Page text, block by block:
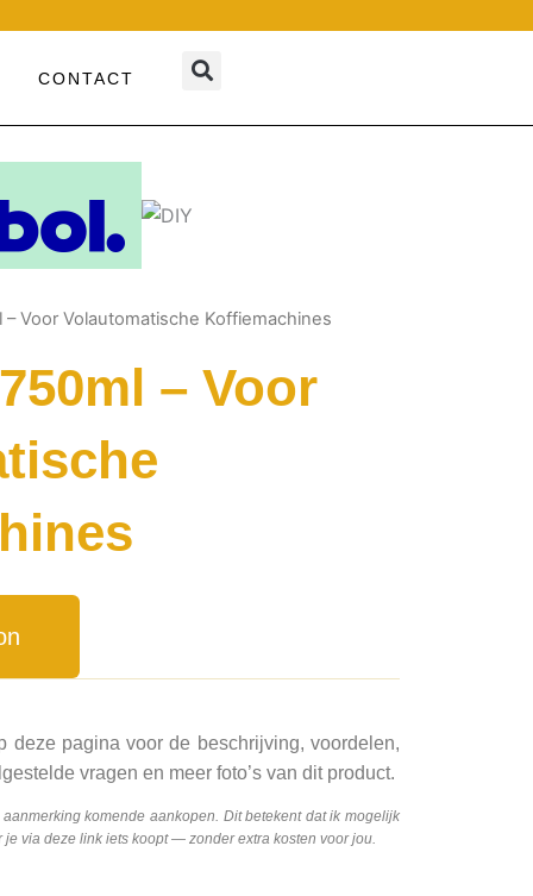
CONTACT
– Voor Volautomatische Koffiemachines
– Voor
deze pagina voor de beschrijving, voordelen,
vragen en meer foto’s van dit product.
komende aankopen. Dit betekent dat ik mogelijk
via deze link iets koopt — zonder extra kosten voor jou.